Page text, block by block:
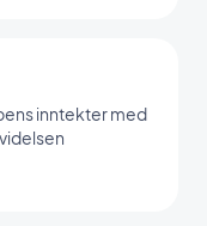
inntekter med